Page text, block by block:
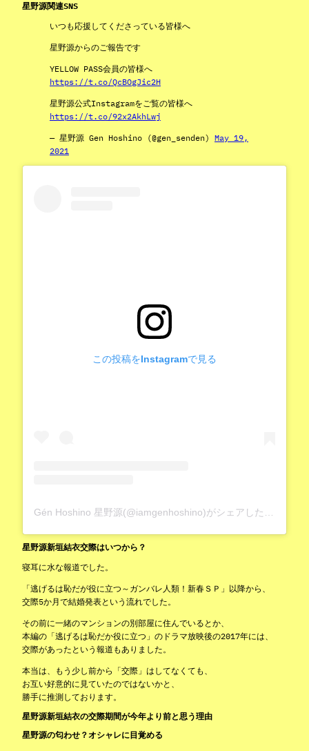
星野源関連SNS
いつも応援してくださっている皆様へ
星野源からのご報告です
YELLOW PASS会員の皆様へ
https://t.co/QcBOgJic2H
星野源公式Instagramをご覧の皆様へ
https://t.co/92x2AkhLwj
— 星野源 Gen Hoshino (@gen_senden) May 19,
2021
この投稿をInstagramで見る
Gén Hoshino 星野源(@iamgenhoshino)がシェアした投稿
星野源新垣結衣交際はいつから？
寝耳に水な報道でした。
「逃げるは恥だが役に立つ～ガンバレ人類！新春ＳＰ」以降から、
交際5か月で結婚発表という流れでした。
その前に一緒のマンションの別部屋に住んでいるとか、
本編の「逃げるは恥だか役に立つ」のドラマ放映後の2017年には、
交際があったという報道もありました。
本当は、もう少し前から「交際」はしてなくても、
お互い好意的に見ていたのではないかと、
勝手に推測しております。
星野源新垣結衣の交際期間が今年より前と思う理由
星野源の匂わせ？オシャレに目覚める